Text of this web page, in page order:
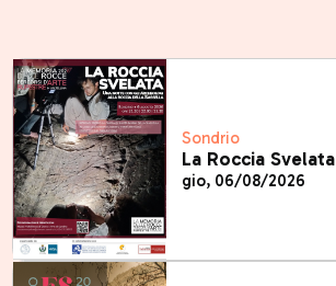
Sondrio
La Roccia Svelata
gio, 06/08/2026